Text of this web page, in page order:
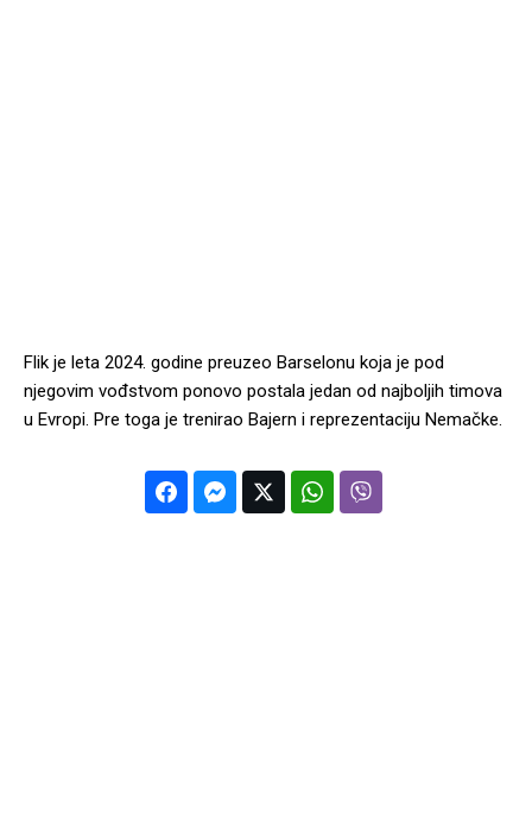
Flik je leta 2024. godine preuzeo Barselonu koja je pod
njegovim vođstvom ponovo postala jedan od najboljih timova
u Evropi. Pre toga je trenirao Bajern i reprezentaciju Nemačke.